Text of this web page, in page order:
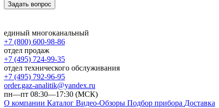
Задать вопрос
единый многоканальный
+7 (800) 600-98-86
отдел продаж
+7 (495) 724-99-35
отдел технического обслуживания
+7 (495) 792-96-95
order.gaz-analitik@yandex.ru
пн—пт 08:30—17:30 (МСК)
О компании Каталог Видео-Обзоры Подбор прибора Доставка